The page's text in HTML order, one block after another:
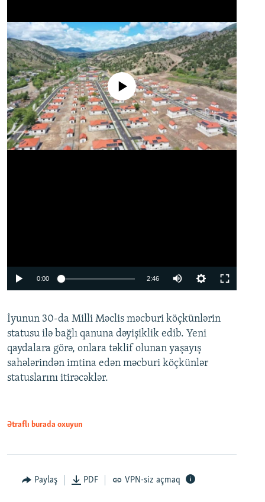
Auto 240p 360p 480p
No media source currently available
0:00 2:46
360p
480p
720p
İyunun 30-da Milli Məclis məcburi köçkünlərin
statusu ilə bağlı qanuna dəyişiklik edib. Yeni
qaydalara görə, onlara təklif olunan yaşayış
sahələrindən imtina edən məcburi köçkünlər
statuslarını itirəcəklər.
Ətraflı burada oxuyun
Paylaş PDF VPN-siz açmaq